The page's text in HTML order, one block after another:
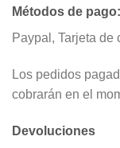
Métodos de pago:
Paypal, Tarjeta de
Los pedidos
cobrarán en el
Devoluciones